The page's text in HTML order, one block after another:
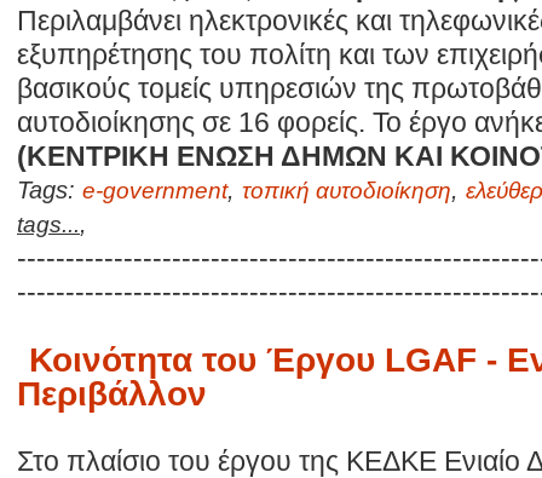
Περιλαμβάνει ηλεκτρονικές και
εξυπηρέτησης του πολίτη και των
βασικούς τομείς υπηρεσιών της
αυτοδιοίκησης σε 16 φορείς. Το έργο
(ΚΕΝΤΡΙΚΗ ΕΝΩΣΗ ΔΗΜΩΝ ΚΑΙ
Tags: e-government, τοπική αυτοδιοίκηση,
tags...,
Κοινότητα του Έργου LGAF -
Περιβάλλον
Στο πλαίσιο του έργου της KEΔKE Ενιαίο